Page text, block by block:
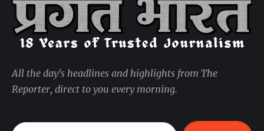
All the day's headlines and highlights from The
Reporter, direct to you every morning.